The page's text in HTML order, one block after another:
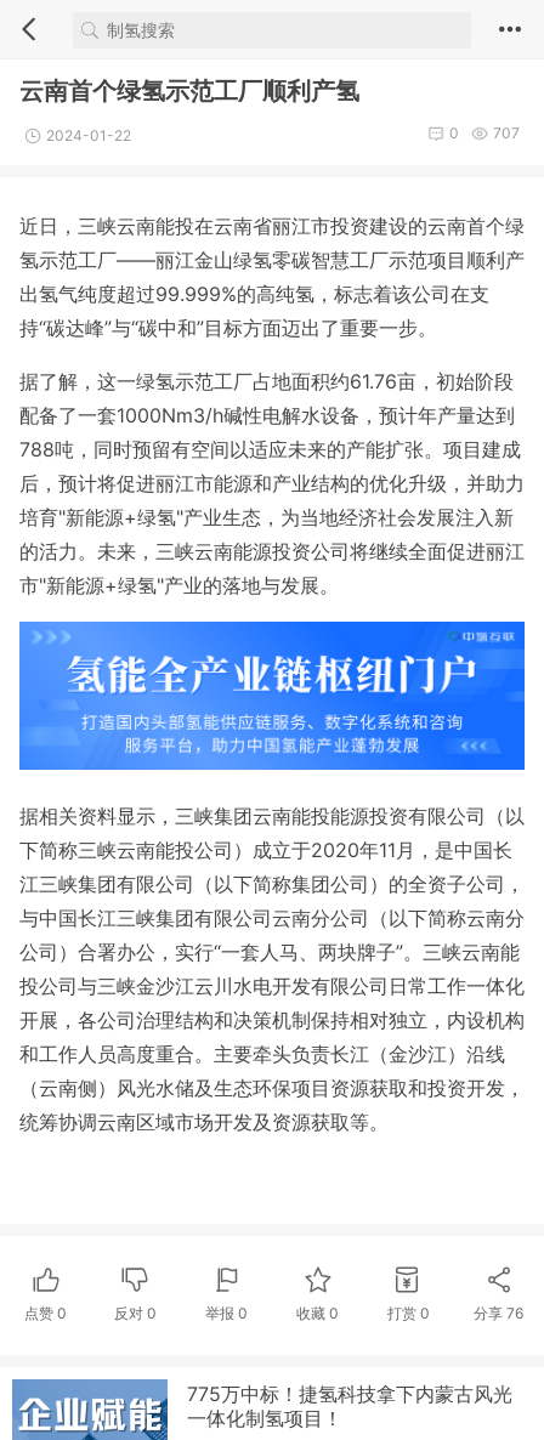
云南首个绿氢示范工厂顺利产氢
2024-01-22 707
0
近日，三峡云南能投在云南省丽江市投资建设的云南首个绿
氢示范工厂——丽江金山绿氢零碳智慧工厂示范项目顺利产
出氢气纯度超过99.999%的高纯氢，标志着该公司在支
持“碳达峰”与“碳中和”目标方面迈出了重要一步。
据了解，这一绿氢示范工厂占地面积约61.76亩，初始阶段
配备了一套1000Nm3/h碱性电解水设备，预计年产量达到
788吨，同时预留有空间以适应未来的产能扩张。项目建成
后，预计将促进丽江市能源和产业结构的优化升级，并助力
培育"新能源+绿氢"产业生态，为当地经济社会发展注入新
的活力。未来，三峡云南能源投资公司将继续全面促进丽江
市"新能源+绿氢"产业的落地与发展。
据相关资料显示，三峡集团云南能投能源投资有限公司（以
下简称三峡云南能投公司）成立于2020年11月，是中国长
江三峡集团有限公司（以下简称集团公司）的全资子公司，
与中国长江三峡集团有限公司云南分公司（以下简称云南分
公司）合署办公，实行“一套人马、两块牌子”。三峡云南能
投公司与三峡金沙江云川水电开发有限公司日常工作一体化
开展，各公司治理结构和决策机制保持相对独立，内设机构
和工作人员高度重合。主要牵头负责长江（金沙江）沿线
（云南侧）风光水储及生态环保项目资源获取和投资开发，
统筹协调云南区域市场开发及资源获取等。
点赞 0 反对0 举报 0 收藏 0 打赏 0 分享76
775万中标！捷氢科技拿下内蒙古风光
一体化制氢项目！